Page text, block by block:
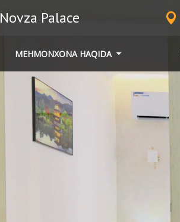
Novza Palace
MEHMONXONA HAQIDA